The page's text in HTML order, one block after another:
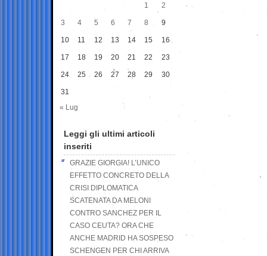
1
2
3 4 5 6 7 8 9
10 11 12 13 14 15 16
17 18 19 20 21 22 23
24 25 26 27 28 29 30
31
« Lug
Leggi gli ultimi articoli
inseriti
GRAZIE GIORGIA! L’UNICO
EFFETTO CONCRETO DELLA
CRISI DIPLOMATICA
SCATENATA DA MELONI
CONTRO SANCHEZ PER IL
CASO CEUTA? ORA CHE
ANCHE MADRID HA SOSPESO
SCHENGEN PER CHI ARRIVA